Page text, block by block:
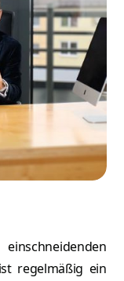
regelmäßig ein